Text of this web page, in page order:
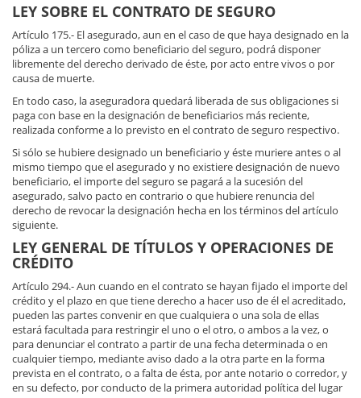
LEY SOBRE EL CONTRATO DE SEGURO
Artículo 175.- El asegurado, aun en el caso de que haya designado en la
póliza a un tercero como beneficiario del seguro, podrá disponer
libremente del derecho derivado de éste, por acto entre vivos o por
causa de muerte.
En todo caso, la aseguradora quedará liberada de sus obligaciones si
paga con base en la designación de beneficiarios más reciente,
realizada conforme a lo previsto en el contrato de seguro respectivo.
Si sólo se hubiere designado un beneficiario y éste muriere antes o al
mismo tiempo que el asegurado y no existiere designación de nuevo
beneficiario, el importe del seguro se pagará a la sucesión del
asegurado, salvo pacto en contrario o que hubiere renuncia del
derecho de revocar la designación hecha en los términos del artículo
siguiente.
LEY GENERAL DE TÍTULOS Y OPERACIONES DE
CRÉDITO
Artículo 294.- Aun cuando en el contrato se hayan fijado el importe del
crédito y el plazo en que tiene derecho a hacer uso de él el acreditado,
pueden las partes convenir en que cualquiera o una sola de ellas
estará facultada para restringir el uno o el otro, o ambos a la vez, o
para denunciar el contrato a partir de una fecha determinada o en
cualquier tiempo, mediante aviso dado a la otra parte en la forma
prevista en el contrato, o a falta de ésta, por ante notario o corredor, y
en su defecto, por conducto de la primera autoridad política del lugar